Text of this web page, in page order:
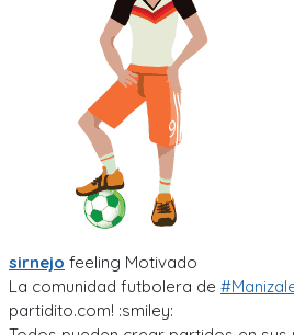
sirnejo feeling Motivado
La comunidad futbolera de
partidito.com! :smiley: